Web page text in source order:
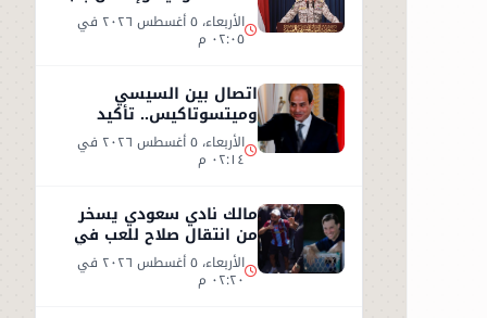
المندب الأربعاء، ٥ أغسطس ٢٠٢٦ في
٠٢:٠٥ م
اتصال بين السيسي
وميتسوتاكيس.. تأكيد
مصري على دعم اليونان بعد
حرائق الغابات الأربعاء، ٥ أغسطس ٢٠٢٦ في
٠٢:١٤ م
مالك نادي سعودي يسخر
من انتقال صلاح للعب في
تركيا ورفضه روشن الأربعاء، ٥ أغسطس ٢٠٢٦ في
٠٢:٢٠ م